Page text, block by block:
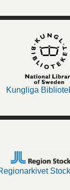
Kungliga